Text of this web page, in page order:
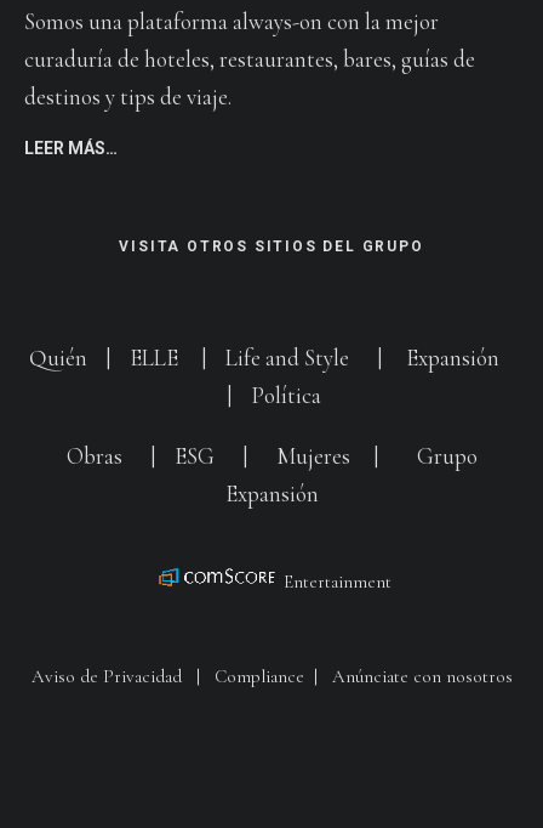
Somos una plataforma always-on con la mejor
curaduría de hoteles, restaurantes, bares, guías de
destinos y tips de viaje.
LEER MÁS…
VISITA OTROS SITIOS DEL GRUPO
Quién ELLE Life and Style
Expansión
Política
Obras ESG Mujeres
Grupo
Expansión
Entertainment
Aviso de Privacidad| Compliance | Anúnciate con nosotros